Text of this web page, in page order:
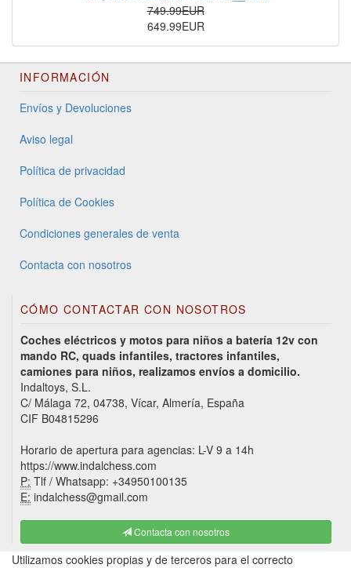
749.99EUR
649.99EUR
INFORMACIÓN
Envíos y Devoluciones
Aviso legal
Política de privacidad
Política de Cookies
Condiciones generales de venta
Contacta con nosotros
CÓMO CONTACTAR CON NOSOTROS
Coches eléctricos y motos para niños a batería 12v con
mando RC, quads infantiles, tractores infantiles,
camiones para niños, realizamos envíos a domicilio.
Indaltoys, S.L.
C/ Málaga 72, 04738, Vícar, Almería, España
CIF B04815296
Horario de apertura para agencias: L-V 9 a 14h
https://www.indalchess.com
P: Tlf / Whatsapp: +34950100135
E: indalchess@gmail.com
Contacta con nosotros
Utilizamos cookies propias y de terceros para el correcto